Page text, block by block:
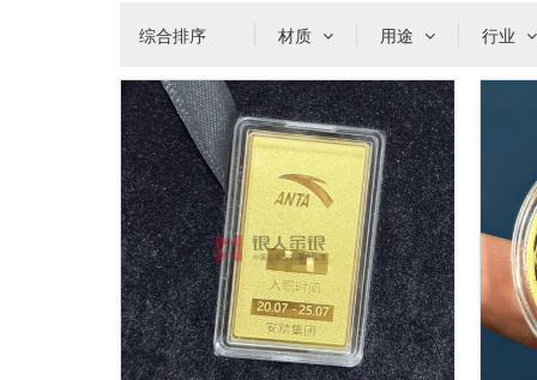
综合排序 材质 用途 行业